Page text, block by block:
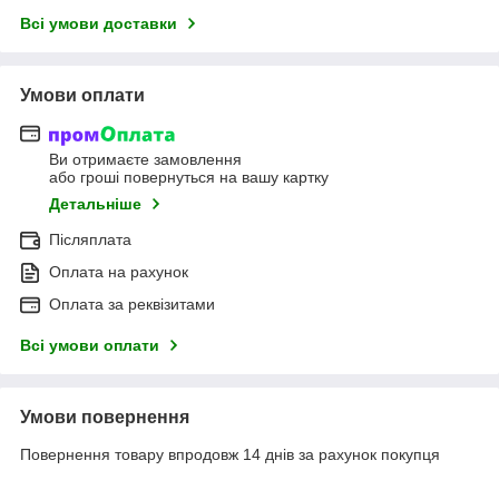
Всі умови доставки
Умови оплати
Ви отримаєте замовлення
або гроші повернуться на вашу картку
Детальніше
Післяплата
Оплата на рахунок
Оплата за реквізитами
Всі умови оплати
Умови повернення
Повернення товару впродовж 14 днів за рахунок покупця